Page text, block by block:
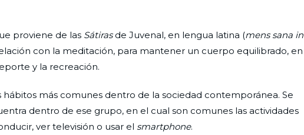
proviene de las Sátirasde Juvenal, en lengua latina (mens sana in
con la meditación, para mantener un cuerpo equilibrado, en
y la recreación.
más comunes dentro de la sociedad contemporánea. Se
dentro de ese grupo, en el cual son comunes las actividades
ver televisión o usar el smartphone.